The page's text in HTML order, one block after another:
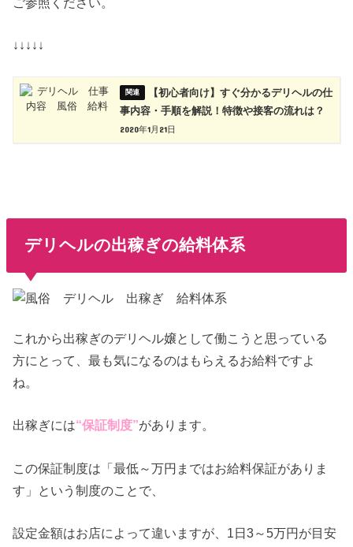
↓↓↓↓↓
【初心者向け】すぐ分かるデリヘルの仕
事内容・手順を解説！特徴や接客の流れは？
2020年1月21日
デリヘルの出稼ぎの給料体系
これから出稼ぎのデリヘル嬢として働こうと思っている
方にとって、最も気になるのはもらえるお給料ですよ
ね。
出稼ぎには“保証制度”があります。
この保証制度は「最低～万円まではお給料保証がありま
す」という制度のことで、
設定金額はお店によって違いますが、1日3～5万円が目安